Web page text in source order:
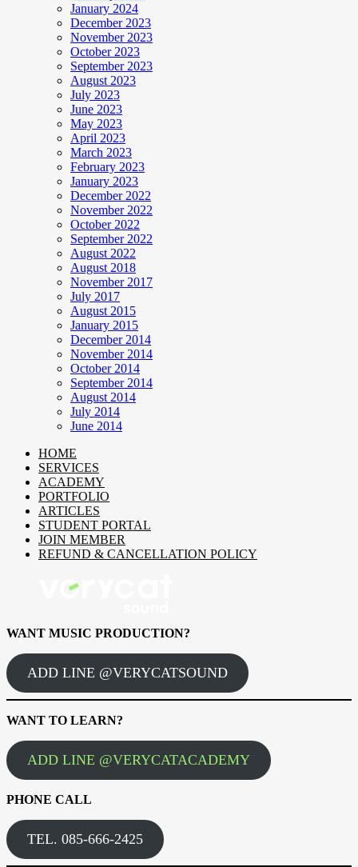
January 2024
December 2023
November 2023
October 2023
September 2023
August 2023
July 2023
June 2023
May 2023
April 2023
March 2023
February 2023
January 2023
December 2022
November 2022
October 2022
September 2022
August 2022
August 2018
November 2017
July 2017
August 2015
January 2015
December 2014
November 2014
October 2014
September 2014
August 2014
July 2014
June 2014
HOME
SERVICES
ACADEMY
PORTFOLIO
ARTICLES
STUDENT PORTAL
JOIN MEMBER
REFUND & CANCELLATION POLICY
WANT MUSIC PRODUCTION?
ADD LINE @VERYCATSOUND
WANT TO LEARN?
ADD LINE @VERYCATACADEMY
PHONE CALL
TEL. 085-666-2425